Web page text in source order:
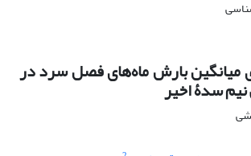
میانگین بارش ماه‌‌های فصل سرد در
سدۀ اخیر